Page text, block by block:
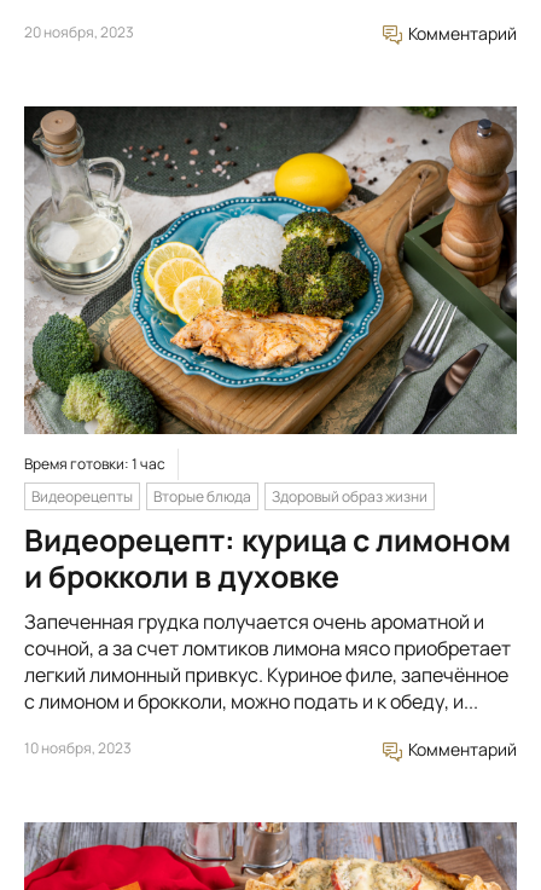
20 ноября, 2023 Комментарий
Время готовки: 1 час
Видеорецепты
Вторые блюда Здоровый образ жизни
Видеорецепт: курица с лимоном
и брокколи в духовке
Запеченная грудка получается очень ароматной и
сочной, а за счет ломтиков лимона мясо приобретает
легкий лимонный привкус. Куриное филе, запечённое
с лимоном и брокколи, можно подать и к обеду, и...
10 ноября, 2023 Комментарий